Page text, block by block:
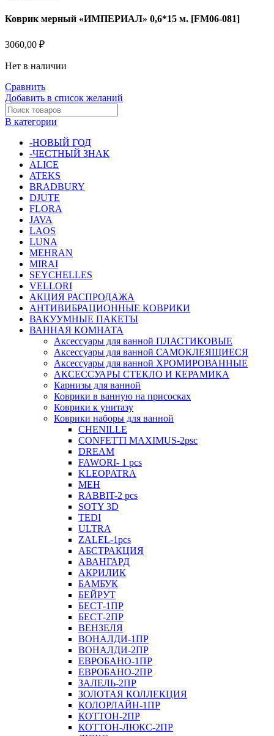
Коврик мерный «ИМПЕРИАЛ» 0,6*15 м. [FM06-081]
3060,00 ₽
Нет в наличии
Сравнить
Добавить в список желаний
В категории
-НОВЫЙ ГОД
-ЧЕСТНЫЙ ЗНАК
ALICE
ATEKS
BRADBURY
DJUTE
FLORA
JAVA
LAOS
LUNA
MEHRAN
MIRAI
SEYCHELLES
VELLORI
АКЦИЯ РАСПРОДАЖА
АНТИВИБРАЦИОННЫЕ КОВРИКИ
ВАКУУМНЫЕ ПАКЕТЫ
ВАННАЯ КОМНАТА
Аксессуары для ванной ПЛАСТИКОВЫЕ
Аксессуары для ванной САМОКЛЕЯЩИЕСЯ
Аксессуары для ванной ХРОМИРОВАННЫЕ
АКСЕССУАРЫ СТЕКЛО И КЕРАМИКА
Карнизы для ванной
Коврики в ванную на присосках
Коврики к унитазу
Коврики наборы для ванной
CHENILLE
CONFETTI MAXIMUS-2psc
DREAM
FAWORI- 1 pcs
KLEOPATRA
MEH
RABBIT-2 pcs
SOTY 3D
TEDI
ULTRA
ZALEL-1pcs
АБСТРАКЦИЯ
АВАНГАРД
АКРИЛИК
БАМБУК
БЕЙРУТ
БЕСТ-1ПР
БЕСТ-2ПР
ВЕНЗЕЛЯ
ВОНАЛДИ-1ПР
ВОНАЛДИ-2ПР
ЕВРОБАНО-1ПР
ЕВРОБАНО-2ПР
ЗАЛЕЛЬ-2ПР
ЗОЛОТАЯ КОЛЛЕКЦИЯ
КОЛОРЛАЙН-1ПР
КОТТОН-2ПР
КОТТОН-ЛЮКС-2ПР